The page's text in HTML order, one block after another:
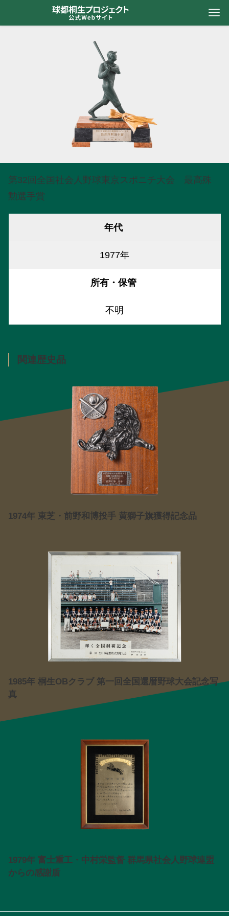
第32回全国社会人野球東京スポニチ大会 最高殊
勲選手賞
年代
1977年
所有・保管
不明
関連歴史品
1974年 東芝・前野和博投手 黄獅子旗獲得記念品
1985年 桐生OBクラブ 第一回全国還暦野球大会記念写
真
1979年 富士重工・中村栄監督 群馬県社会人野球連盟
からの感謝盾